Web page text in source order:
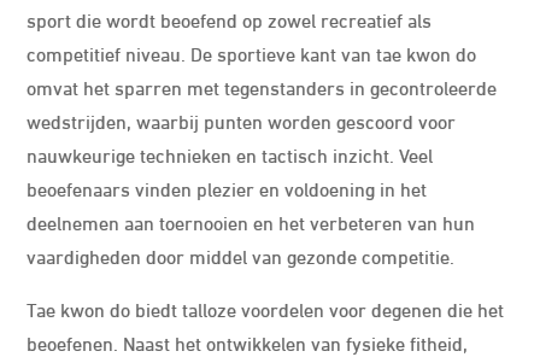
sport die wordt beoefend op zowel recreatief als
competitief niveau. De sportieve kant van tae kwon do
omvat het sparren met tegenstanders in gecontroleerde
wedstrijden, waarbij punten worden gescoord voor
nauwkeurige technieken en tactisch inzicht. Veel
beoefenaars vinden plezier en voldoening in het
deelnemen aan toernooien en het verbeteren van hun
vaardigheden door middel van gezonde competitie.
Tae kwon do biedt talloze voordelen voor degenen die het
beoefenen. Naast het ontwikkelen van fysieke fitheid,